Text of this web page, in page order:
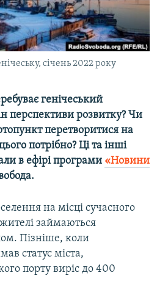
січень 2022 року
генічеський
перспективи розвитку? Чи
перетворитися на
потрібно? Ці та інші
в ефірі програми «Новини
на місці сучасного
жителі займаються
Пізніше, коли
статус міста,
порту виріс до 400